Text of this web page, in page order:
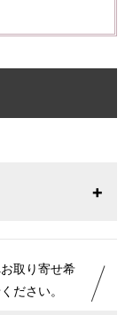
取り寄せ希
ださい。